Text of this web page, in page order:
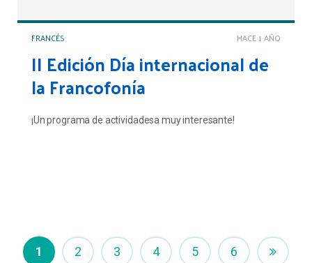
HACE 1 AÑO
FRANCÉS
II Edición Día internacional de
la Francofonía
¡Un programa de actividadesa muy interesante!
1 2 3 4 5 6